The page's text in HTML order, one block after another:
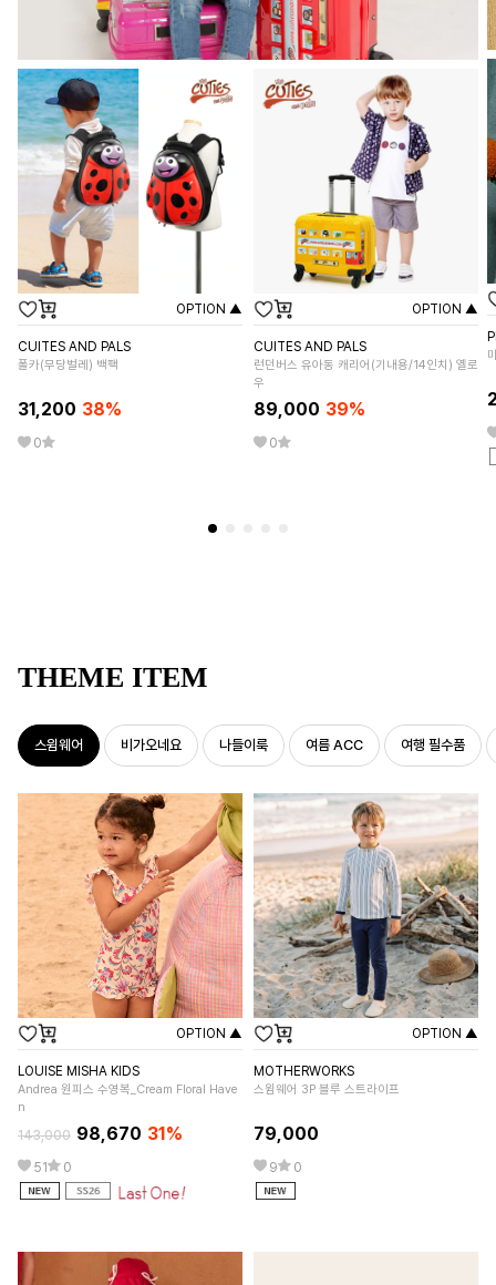
OPTION ▲
CUITES AND PALS
폴카(무당벌레) 백팩
31,200 38%
0
OPTION ▲
CUITES AND PALS
런던버스 유아동 캐리어(기내용/14인치) 옐로
우
89,000 39%
0
THEME ITEM
스윔웨어 비가오네요 나들이룩 여름 ACC 여행 필수품
OPTION ▲
LOUISE MISHA KIDS
Andrea 원피스 수영복_Cream Floral Have
n
143,000 98,670 31%
51 0
OPTION ▲
MOTHERWORKS
스윔웨어 3P 블루 스트라이프
79,000
9 0